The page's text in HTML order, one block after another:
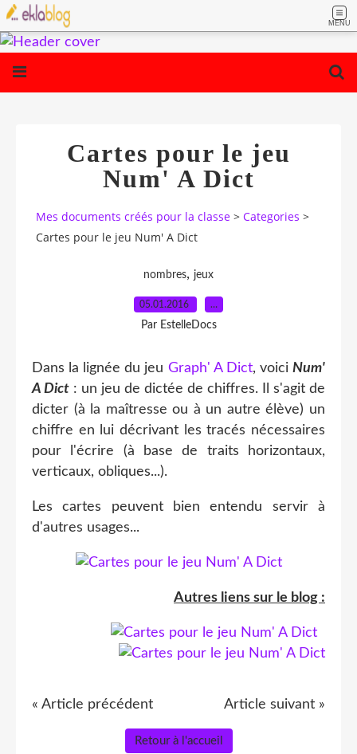
MENU
Cartes pour le jeu
Num' A Dict
Mes documents créés pour la classe > Categories >
Cartes pour le jeu Num' A Dict
nombres, jeux
05.01.2016 …
Par EstelleDocs
Dans la lignée du jeu Graph' A Dict, voiciNum'
A Dict : un jeu de dictée de chiffres. Il s'agit de
dicter (à la maîtresse ou à un autre élève) un
chiffre en lui décrivant les tracés nécessaires
pour l'écrire (à base de traits horizontaux,
verticaux, obliques...).
Les cartes peuvent bien entendu servir à
d'autres usages...
Autres liens sur le blog :
« Article précédent Article suivant »
Retour à l'accueil